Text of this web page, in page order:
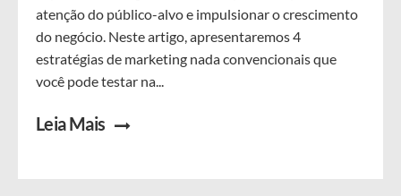
atenção do público-alvo e impulsionar o crescimento
do negócio. Neste artigo, apresentaremos 4
estratégias de marketing nada convencionais que
você pode testar na...
Leia Mais